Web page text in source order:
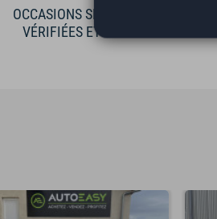
OCCASIONS SÉLECTIONNÉES
VÉRIFIÉES ET GARANTIES